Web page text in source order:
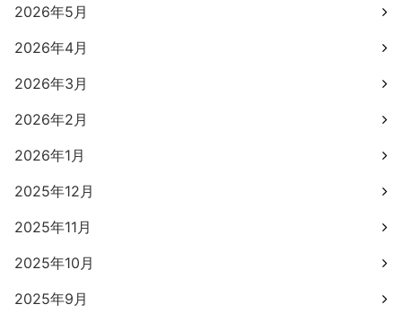
2026年5月
2026年4月
2026年3月
2026年2月
2026年1月
2025年12月
2025年11月
2025年10月
2025年9月